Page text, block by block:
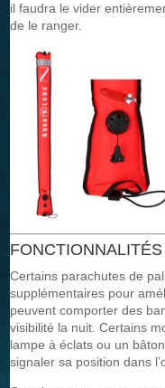
il faudra le vider
de le ranger.
Certains parachutes de
supplémentaires pour
peuvent comporter des
visibilité la nuit. Certains
lampe à éclats ou un
signaler sa position dans